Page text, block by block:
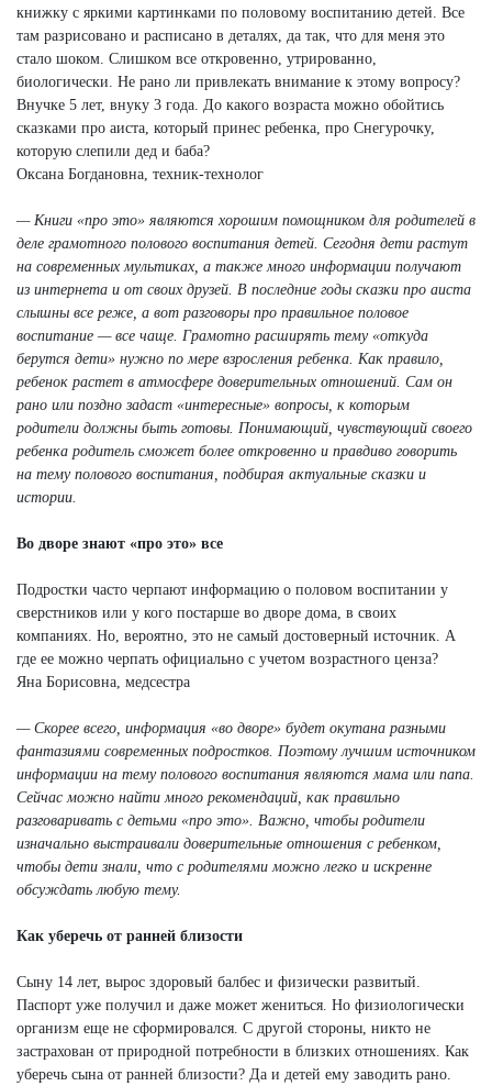
книжку с яркими картинками по половому воспитанию детей. Все
там разрисовано и расписано в деталях, да так, что для меня это
стало шоком. Слишком все откровенно, утрированно,
биологически. Не рано ли привлекать внимание к этому вопросу?
Внучке 5 лет, внуку 3 года. До какого возраста можно обойтись
сказками про аиста, который принес ребенка, про Снегурочку,
которую слепили дед и баба?
Оксана Богдановна, техник-технолог
— Книги «про это» являются хорошим помощником для родителей в
деле грамотного полового воспитания детей. Сегодня дети растут
на современных мультиках, а также много информации получают
из интернета и от своих друзей. В последние годы сказки про аиста
слышны все реже, а вот разговоры про правильное половое
воспитание — все чаще. Грамотно расширять тему «откуда
берутся дети» нужно по мере взросления ребенка. Как правило,
ребенок растет в атмосфере доверительных отношений. Сам он
рано или поздно задаст «интересные» вопросы, к которым
родители должны быть готовы. Понимающий, чувствующий своего
ребенка родитель сможет более откровенно и правдиво говорить
на тему полового воспитания, подбирая актуальные сказки и
истории.
Во дворе знают «про это» все
Подростки часто черпают информацию о половом воспитании у
сверстников или у кого постарше во дворе дома, в своих
компаниях. Но, вероятно, это не самый достоверный источник. А
где ее можно черпать официально с учетом возрастного ценза?
Яна Борисовна, медсестра
— Скорее всего, информация «во дворе» будет окутана разными
фантазиями современных подростков. Поэтому лучшим источником
информации на тему полового воспитания являются мама или папа.
Сейчас можно найти много рекомендаций, как правильно
разговаривать с детьми «про это». Важно, чтобы родители
изначально выстраивали доверительные отношения с ребенком,
чтобы дети знали, что с родителями можно легко и искренне
обсуждать любую тему.
Как уберечь от ранней близости
Сыну 14 лет, вырос здоровый балбес и физически развитый.
Паспорт уже получил и даже может жениться. Но физиологически
организм еще не сформировался. С другой стороны, никто не
застрахован от природной потребности в близких отношениях. Как
уберечь сына от ранней близости? Да и детей ему заводить рано.